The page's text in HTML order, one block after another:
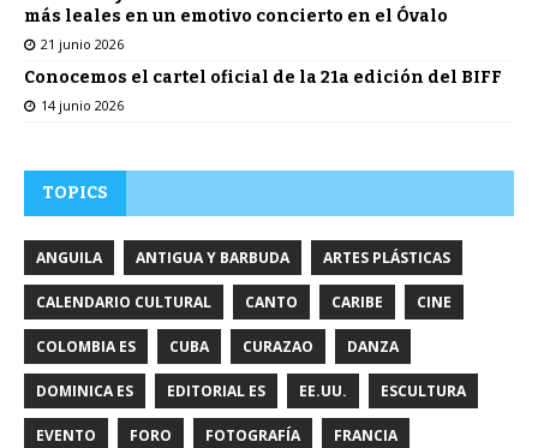
más leales en un emotivo concierto en el Óvalo
21 junio 2026
Conocemos el cartel oficial de la 21a edición del BIFF
14 junio 2026
TOPICS
ANGUILA ANTIGUA Y BARBUDA ARTES PLÁSTICAS
CALENDARIO CULTURAL CANTO CARIBE CINE
COLOMBIA ES CUBA CURAZAO DANZA
DOMINICA ES EDITORIAL ES EE.UU. ESCULTURA
EVENTO FORO FOTOGRAFÍA FRANCIA